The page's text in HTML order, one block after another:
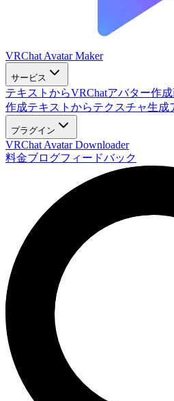
VRChat Avatar Maker
サービス
テキストからVRChatアバター作成
作成テキストからテクスチャ生成
プラグイン
VRChat Avatar Downloader
料金ブログフィードバック